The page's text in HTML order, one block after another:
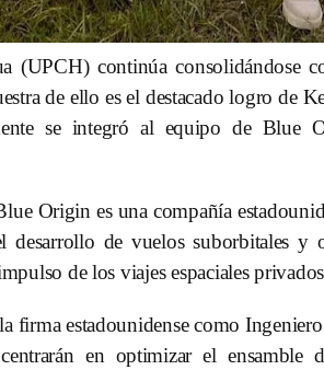
(UPCH) continúa consolidándose
de ello es el destacado logro de
se integró al equipo de Blue
Origin es una compañía
desarrollo de vuelos suborbitales y
de los viajes espaciales
firma estadounidense como
en optimizar el